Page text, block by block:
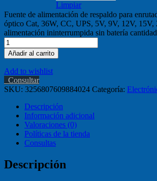
Limpiar
Fuente de alimentación de respaldo para
óptico Cat, 36W, CC, UPS, 5V, 9V, 12V, 15V,
alimentación ininterrumpida sin batería cantidad
Añadir al carrito
Add to wishlist
Consultar
SKU: 3256807609884024 Categoría:
Descripción
Información adicional
Valoraciones (0)
Políticas de la tienda
Consultas
Descripción